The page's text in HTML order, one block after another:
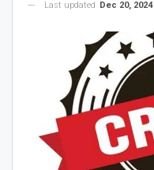
Last updated Dec 20, 2024